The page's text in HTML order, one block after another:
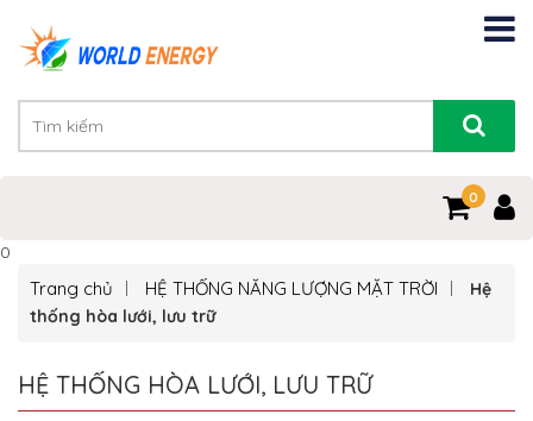
0
0
Trang chủ HỆ THỐNG NĂNG LƯỢNG MẶT TRỜI
Hệ
thống hòa lưới, lưu trữ
HỆ THỐNG HÒA LƯỚI, LƯU TRỮ